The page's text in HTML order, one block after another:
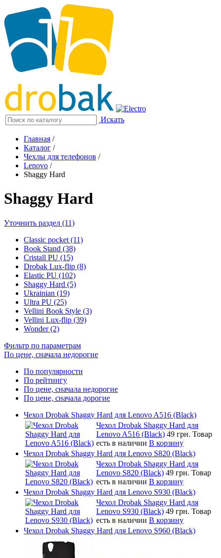
Искать
Главная /
Каталог /
Чехлы для телефонов /
Lenovo /
Shaggy Hard
Shaggy Hard
Уточнить раздел (11)
Classic pocket (11)
Book Stand (38)
Cristall PU (15)
Drobak Lux-flip (8)
Elastic PU (102)
Shaggy Hard (5)
Ukrainian (19)
Ultra PU (25)
Vellini Book Style (3)
Vellini Lux-flip (39)
Wonder (2)
Фильтр по параметрам
По цене, сначала недорогие
По популярности
По рейтингу
По цене, сначала недорогие
По цене, сначала дорогие
Чехол Drobak Shaggy Hard для Lenovo A516 (Black)
Чехол Drobak Shaggy Hard для
Lenovo A516 (Black) 49 грн. Товар
есть в наличии В корзину
Чехол Drobak Shaggy Hard для Lenovo S820 (Black)
Чехол Drobak Shaggy Hard для
Lenovo S820 (Black) 49 грн. Товар
есть в наличии В корзину
Чехол Drobak Shaggy Hard для Lenovo S930 (Black)
Чехол Drobak Shaggy Hard для
Lenovo S930 (Black) 49 грн. Товар
есть в наличии В корзину
Чехол Drobak Shaggy Hard для Lenovo S960 (Black)